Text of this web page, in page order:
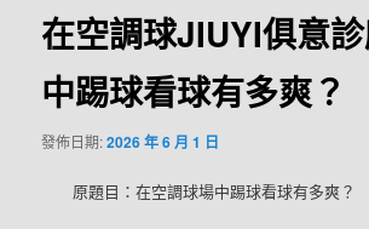
在空調球JIUYI俱意
中踢球看球有多爽？
發佈日期:2026 年 6 月 1 日
原題目：在空調球場中踢球看球有多爽？